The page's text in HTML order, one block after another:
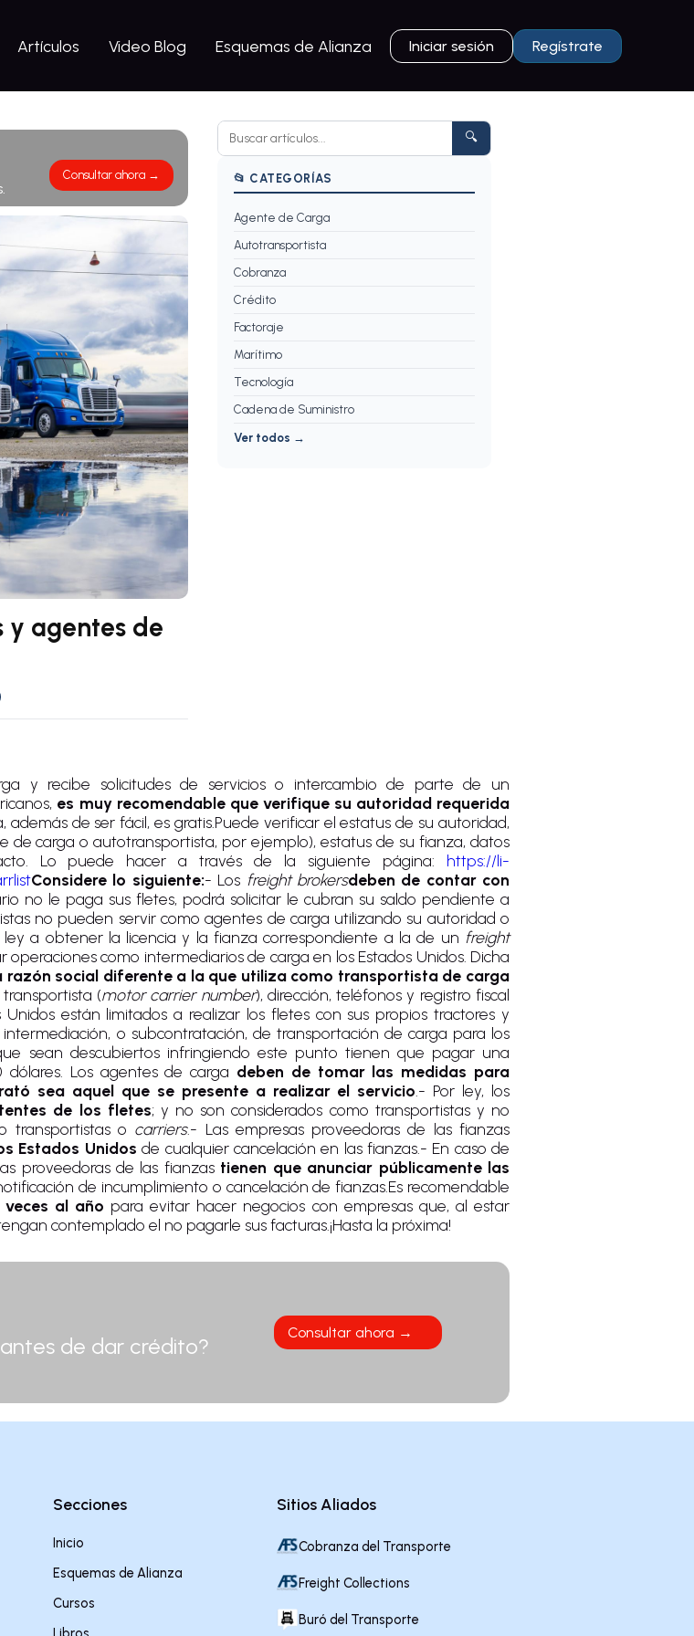
Artículos Video Blog Esquemas de Alianza Iniciar sesión Regístrate
Consultar ahora →
agentes de
🔍
📂 CATEGORÍAS
Agente de Carga
Autotransportista
Cobranza
Crédito
Factoraje
Marítimo
Tecnología
Cadena de Suministro
Ver todos →
y recibe solicitudes de servicios o intercambio de parte de un
es muy recomendable que verifique su autoridad requerida
además de ser fácil, es gratis.Puede verificar el estatus de su autoridad,
carga o autotransportista, por ejemplo), estatus de su fianza, datos
Lo puede hacer a través de la siguiente página: https://li-
Considere lo siguiente:- Los freight brokersdeben de contar con
no le paga sus fletes, podrá solicitar le cubran su saldo pendiente a
no pueden servir como agentes de carga utilizando su autoridad o
a obtener la licencia y la fianza correspondiente a la de un freight
operaciones como intermediarios de carga en los Estados Unidos. Dicha
razón social diferente a la que utiliza como transportista de carga
(motor carrier number), dirección, teléfonos y registro fiscal
Unidos están limitados a realizar los fletes con sus propios tractores y
o subcontratación, de transportación de carga para los
sean descubiertos infringiendo este punto tienen que pagar una
Los agentes de carga deben de tomar las medidas para
sea aquel que se presente a realizar el servicio .- Por ley, los
de los fletes; y no son considerados como transportistas y no
transportistas o carriers.- Las empresas proveedoras de las fianzas
Estados Unidos de cualquier cancelación en las fianzas.- En caso de
proveedoras de las fianzas tienen que anunciar públicamente las
de incumplimiento o cancelación de fianzas.Es recomendable
al año para evitar hacer negocios con empresas que, al estar
contemplado el no pagarle sus facturas.¡Hasta la próxima!
de dar crédito?
Consultar ahora →
Secciones
Inicio
Esquemas de Alianza
Cursos
Sitios Aliados
Cobranza del Transporte
Freight Collections
Buró del Transporte